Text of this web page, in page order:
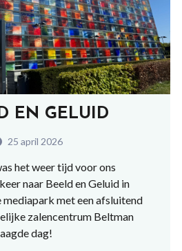
EN GELUID
25 april 2026
het weer tijd voor ons
naar Beeld en Geluid in
mediapark met een afsluitend
zalencentrum Beltman
dag!